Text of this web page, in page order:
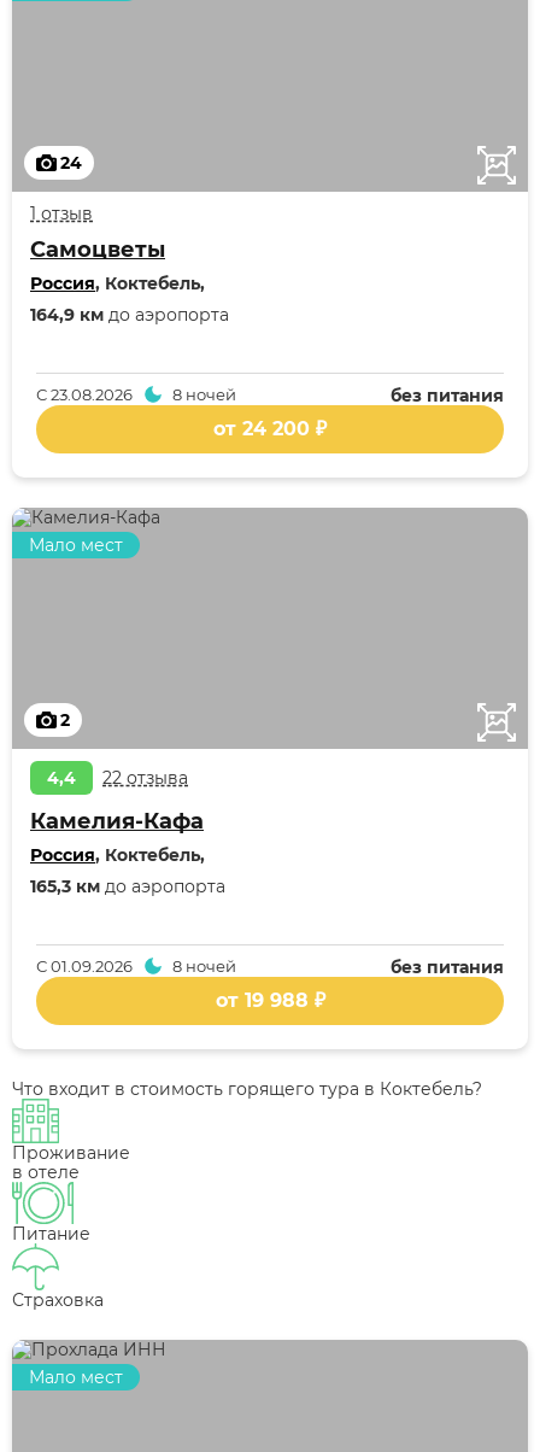
24
1 отзыв
Самоцветы
Россия, Коктебель,
164,9 км до аэропорта
без питания
С23.08.2026 8 ночей
от 24 200 ₽
2
Мало мест
4,4 22 отзыва
Камелия-Кафа
Россия, Коктебель,
165,3 км до аэропорта
без питания
С01.09.2026 8 ночей
от 19 988 ₽
Что входит в стоимость горящего тура в Коктебель?
Проживание
в отеле
Питание
Страховка
Мало мест